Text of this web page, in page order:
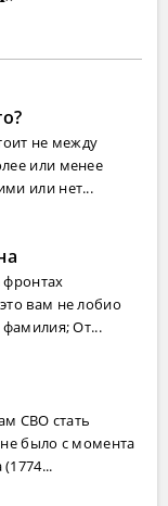
не между
или менее
или нет...
вам не лобио
фамилия; От...
СВО стать
было с момента